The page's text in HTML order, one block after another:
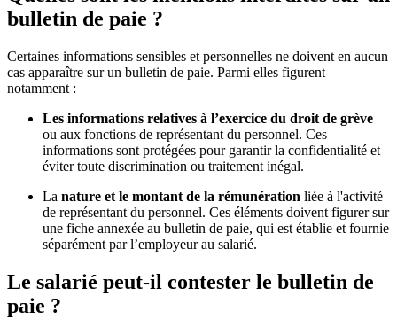
bulletin de paie ?
Certaines informations sensibles et personnelles ne doivent en aucun
cas apparaître sur un bulletin de paie. Parmi elles figurent
notamment :
Les informations relatives à l’exercice du droit de grève
ou aux fonctions de représentant du personnel. Ces
informations sont protégées pour garantir la confidentialité et
éviter toute discrimination ou traitement inégal.
La nature et le montant de la rémunération liée à l'activité
de représentant du personnel. Ces éléments doivent figurer sur
une fiche annexée au bulletin de paie, qui est établie et fournie
séparément par l’employeur au salarié.
Le salarié peut-il contester le bulletin de
paie ?